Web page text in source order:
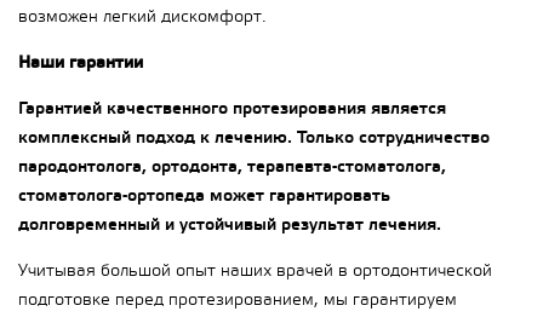
возможен легкий дискомфорт.
Наши гарантии
Гарантией качественного протезирования является
комплексный подход к лечению. Только сотрудничество
пародонтолога, ортодонта, терапевта-стоматолога,
стоматолога-ортопеда может гарантировать
долговременный и устойчивый результат лечения.
Учитывая большой опыт наших врачей в ортодонтической
подготовке перед протезированием, мы гарантируем